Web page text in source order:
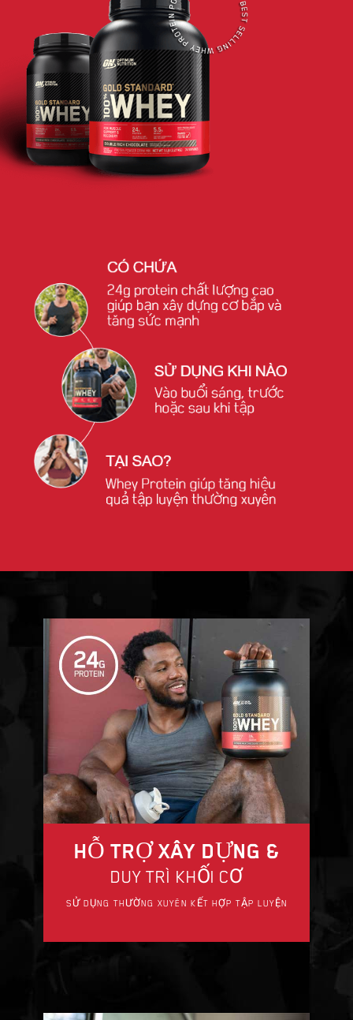
HỖ TRỢ XÂY DỰNG &
DUY TRÌ KHỐI CƠ
SỬ DỤNG THƯỜNG XUYÊN KẾT HỢP TẬP LUYỆN